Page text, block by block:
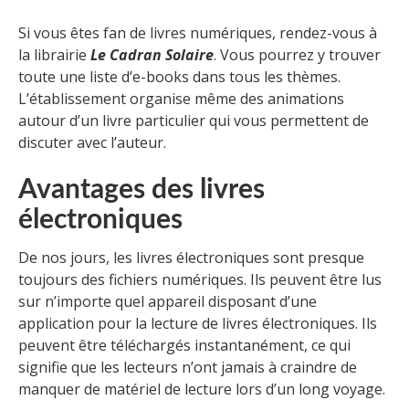
Si vous êtes fan de livres numériques, rendez-vous à
la librairie Le Cadran Solaire. Vous pourrez y trouver
toute une liste d’e-books dans tous les thèmes.
L’établissement organise même des animations
autour d’un livre particulier qui vous permettent de
discuter avec l’auteur.
Avantages des livres
électroniques
De nos jours, les livres électroniques sont presque
toujours des fichiers numériques. Ils peuvent être lus
sur n’importe quel appareil disposant d’une
application pour la lecture de livres électroniques. Ils
peuvent être téléchargés instantanément, ce qui
signifie que les lecteurs n’ont jamais à craindre de
manquer de matériel de lecture lors d’un long voyage.